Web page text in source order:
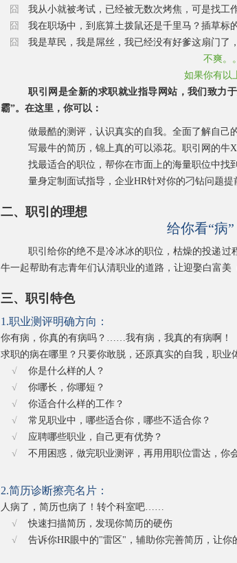
囧
我从小就被考试，已经被无数次烤焦，可是找工
囧
我在职场中，到底算土拨鼠还是千里马？插草标
囧
我是草民，我是屌丝，我已经没有好爹这扇门了
不爽。
如果你有以
职引网是全新的求职就业指导网站，我们致力
霸”。在这里，你可以：
做最酷的测评，认识真实的自我。全面了解自己
写最牛的简历，锦上真的可以添花。职引网的牛
找最适合的职位，帮你在市面上的海量职位中找
量身定制面试指导，企业HR针对你的刁钻问题提
二、职引的理想
给你看“病
职引给你的绝不是冷冰冰的职位，枯燥的投递
牛一起帮助有志青年们认清职业的道路，让迎娶白富美
三、职引特色
1.职业测评明确方向：
你有病，你真的有病吗？……我有病，我真的有病啊！
求职的病在哪里？只要你敢脱，还原真实的自我，职
√
你是什么样的人？
√
你哪长，你哪短？
√
你适合什么样的工作？
√
常见职业中，哪些适合你，哪些不适合你？
√
应聘哪些职业，自己更有优势？
√
不用困惑，做完职业测评，再用用职位雷达，你
2.简历诊断擦亮名片：
人病了，简历也病了！转个科室吧……
√
快速扫描简历，发现你简历的硬伤
√
告诉你HR眼中的"雷区"，辅助你完善简历，让你